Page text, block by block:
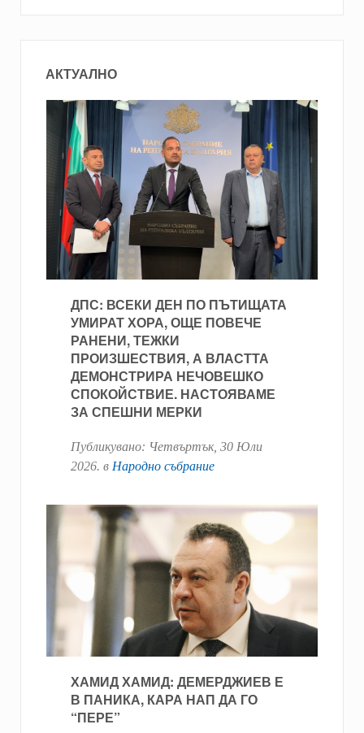
АКТУАЛНО
ДПС: ВСЕКИ ДЕН ПО ПЪТИЩАТА
УМИРАТ ХОРА, ОЩЕ ПОВЕЧЕ
РАНЕНИ, ТЕЖКИ
ПРОИЗШЕСТВИЯ, А ВЛАСТТА
ДЕМОНСТРИРА НЕЧОВЕШКО
СПОКОЙСТВИЕ. НАСТОЯВАМЕ
ЗА СПЕШНИ МЕРКИ
Публикувано: Четвъртък, 30 Юли
2026. в Народно събрание
ХАМИД ХАМИД: ДЕМЕРДЖИЕВ Е
В ПАНИКА, КАРА НАП ДА ГО
“ПЕРЕ”